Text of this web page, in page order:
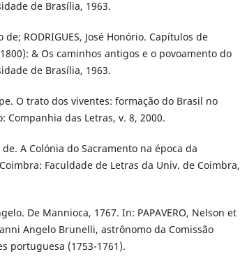
de Brasília, 1963.
de; RODRIGUES, José Honório. Capítulos de
& Os caminhos antigos e o povoamento do
de Brasília, 1963.
O trato dos viventes: formação do Brasil no
Companhia das Letras, v. 8, 2000.
A Colónia do Sacramento na época da
Faculdade de Letras da Univ. de Coimbra,
De Mannioca, 1767. In: PAPAVERO, Nelson et
Angelo Brunelli, astrônomo da Comissão
portuguesa (1753-1761).